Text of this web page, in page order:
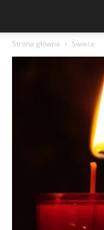
Strona główna Świece